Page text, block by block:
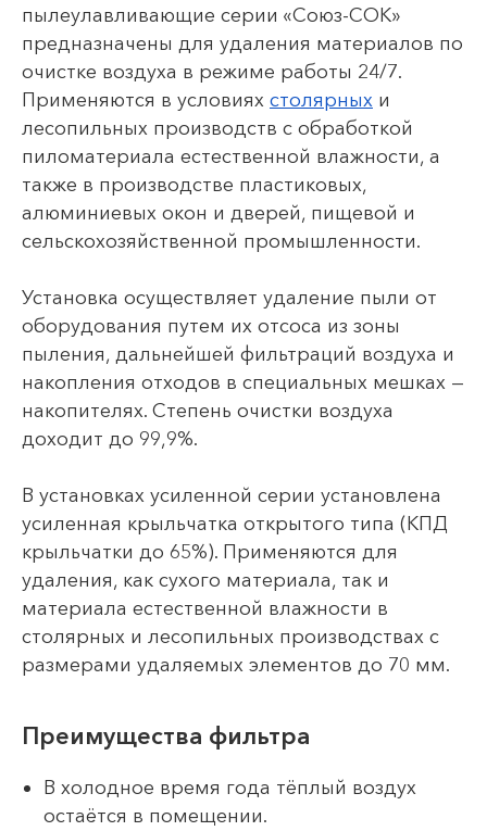
пылеулавливающие серии «Союз-СОК»
предназначены для удаления материалов по
очистке воздуха в режиме работы 24/7.
Применяются в условиях столярных и
лесопильных производств с обработкой
пиломатериала естественной влажности, а
также в производстве пластиковых,
алюминиевых окон и дверей, пищевой и
сельскохозяйственной промышленности.
Установка осуществляет удаление пыли от
оборудования путем их отсоса из зоны
пыления, дальнейшей фильтраций воздуха и
накопления отходов в специальных мешках —
накопителях. Степень очистки воздуха
доходит до 99,9%.
В установках усиленной серии установлена
усиленная крыльчатка открытого типа (КПД
крыльчатки до 65%). Применяются для
удаления, как сухого материала, так и
материала естественной влажности в
столярных и лесопильных производствах с
размерами удаляемых элементов до 70 мм.
Преимущества фильтра
В холодное время года тёплый воздух
остаётся в помещении.